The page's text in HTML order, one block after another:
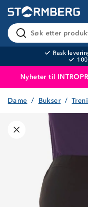
Søk etter
Rask
Nyheter til
Produktet
Dame Bukser